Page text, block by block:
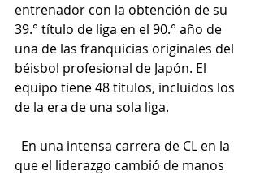
entrenador con la obtención de su
39.° título de liga en el 90.° año de
una de las franquicias originales del
béisbol profesional de Japón. El
equipo tiene 48 títulos, incluidos los
de la era de una sola liga.
En una intensa carrera de CL en la
que el liderazgo cambió de manos